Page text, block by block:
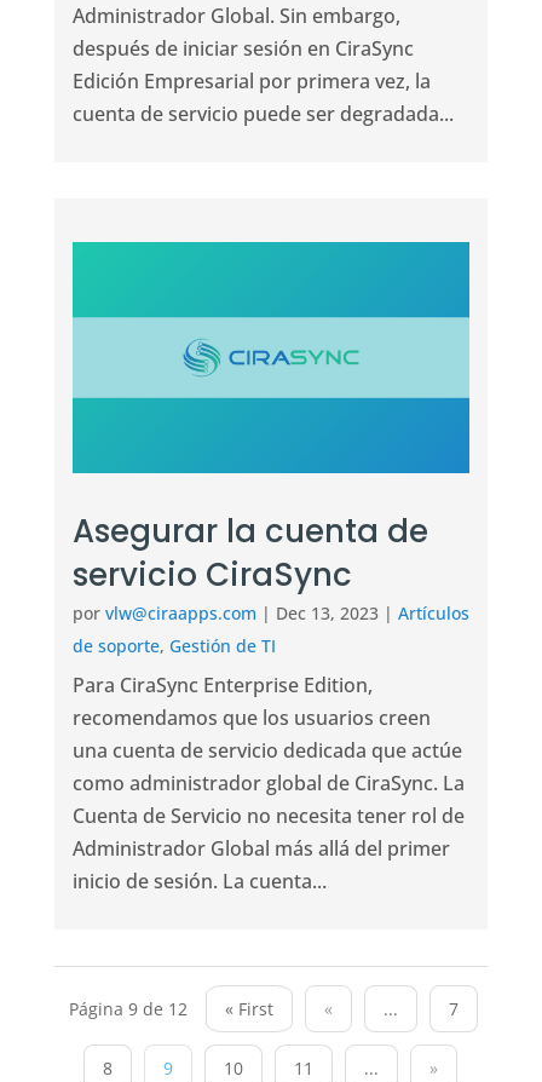
Administrador Global. Sin embargo,
después de iniciar sesión en CiraSync
Edición Empresarial por primera vez, la
cuenta de servicio puede ser degradada...
Asegurar la cuenta de
servicio CiraSync
por vlw@ciraapps.com | Dec 13, 2023| Artículos
de soporte, Gestión de TI
Para CiraSync Enterprise Edition,
recomendamos que los usuarios creen
una cuenta de servicio dedicada que actúe
como administrador global de CiraSync. La
Cuenta de Servicio no necesita tener rol de
Administrador Global más allá del primer
inicio de sesión. La cuenta...
Página 9 de 12 « First « ... 7
8 9 10 11 ... »